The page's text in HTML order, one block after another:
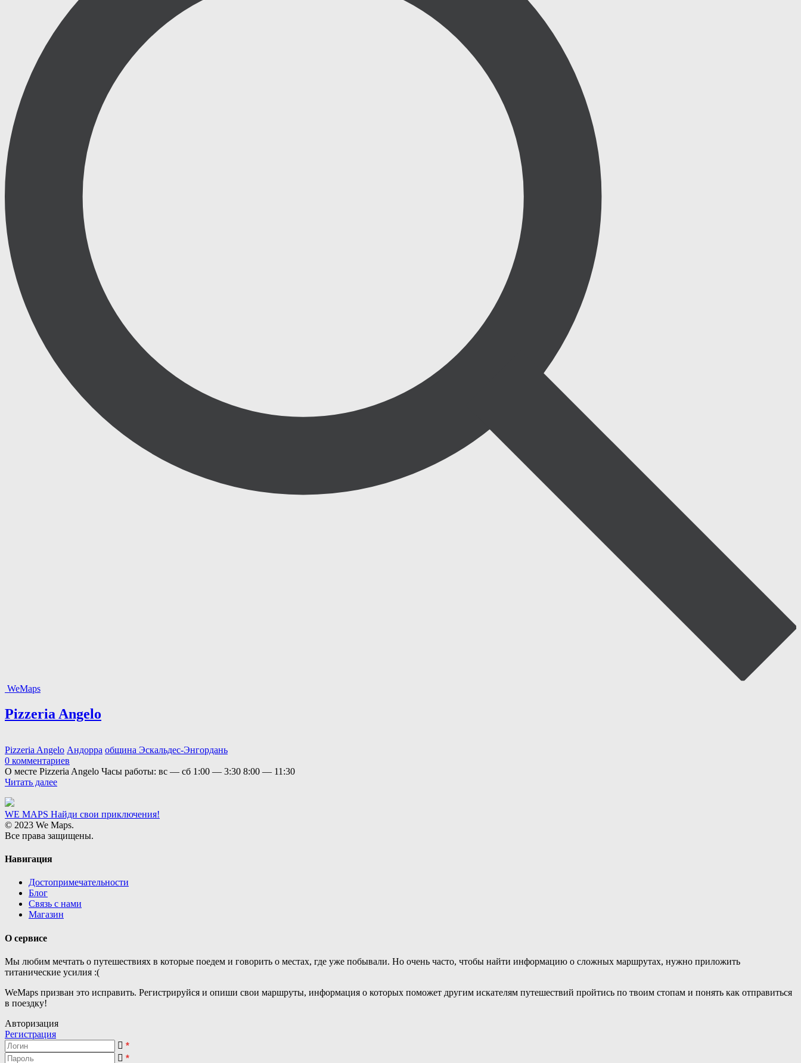
WeMaps
Pizzeria Angelo
Pizzeria Angelo Андорра община Эскальдес-Энгордань
0 комментариев
О месте Pizzeria Angelo Часы работы: вс — сб 1:00 — 3:30 8:00 — 11:30
Читать далее
WE MAPS Найди свои приключения!
© 2023 We Maps.
Все права защищены.
Навигация
Достопримечательности
Блог
Связь с нами
Магазин
О сервисе
Мы любим мечтать о путешествиях в которые поедем и говорить о местах, где уже побывали. Но очень часто, чтобы найти информацию о сложных маршрутах, нужно приложить
титанические усилия :(
WeMaps призван это исправить. Регистрируйся и опиши свои маршруты, информация о которых поможет другим искателям путешествий пройтись по твоим стопам и понять как отправиться
в поездку!
Авторизация
Регистрация
*
*